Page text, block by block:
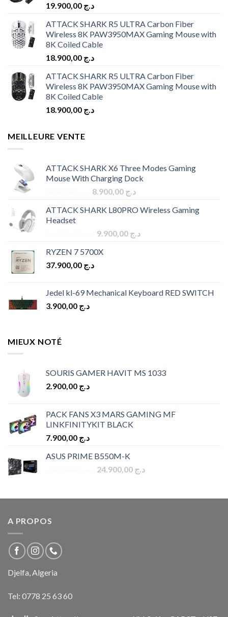
د.ج
ATTACK SHARK R5 ULTRA Carbon Fiber
Wireless 8K PAW3950MAX Gaming Mouse with
8K Coiled Cable
د.ج
ATTACK SHARK R5 ULTRA Carbon Fiber
Wireless 8K PAW3950MAX Gaming Mouse with
8K Coiled Cable
د.ج
MEILLEURE VENTE
ATTACK SHARK X6 Three Modes Gaming
Mouse With Charging Dock
Original
was:
د.ج 8.900,00
Current
is:
ATTACK SHARK L80PRO Wireless Gaming
Headset
Original
was:
د.ج 9.900,00
Current
RYZEN 7 5700X
د.ج
Jedel kl-69 Mechanical Keyboard RED SWITCH
د.ج
MIEUX NOTÉ
SOURIS GAMER HAVIT MS 1033
د.ج
PACK FANS X3 MARS GAMING MF
LINKFINITYKIT BLACK
د.ج
ASUS PRIME B550M-K
Original
د.ج 27.900,00.
د.ج 24.900,00
Current
د.ج 24.900,00.
A PROPOS
Djelfa, Algeria
Tel: 0778 25 63 60